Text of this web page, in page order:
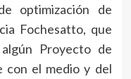
optimización de
Fochesatto, que
Proyecto de
con el medio y del